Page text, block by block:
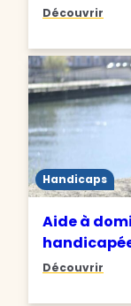
Découvrir
Handicaps
Aide à
Découvrir